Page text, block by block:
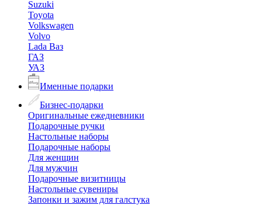
Suzuki
Toyota
Volkswagen
Volvo
Lada Ваз
ГАЗ
УАЗ
Именные подарки
Бизнес-подарки
Оригинальные ежедневники
Подарочные ручки
Настольные наборы
Подарочные наборы
Для женщин
Для мужчин
Подарочные визитницы
Настольные сувениры
Запонки и зажим для галстука